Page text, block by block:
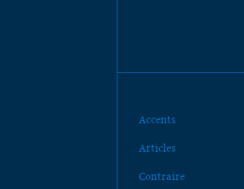
Accents
Articles
Contraire